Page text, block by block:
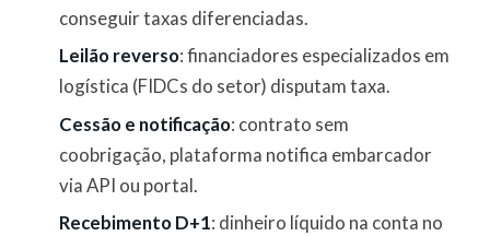
conseguir taxas diferenciadas.
Leilão reverso: financiadores especializados em
logística (FIDCs do setor) disputam taxa.
Cessão e notificação: contrato sem
coobrigação, plataforma notifica embarcador
via API ou portal.
Recebimento D+1: dinheiro líquido na conta no